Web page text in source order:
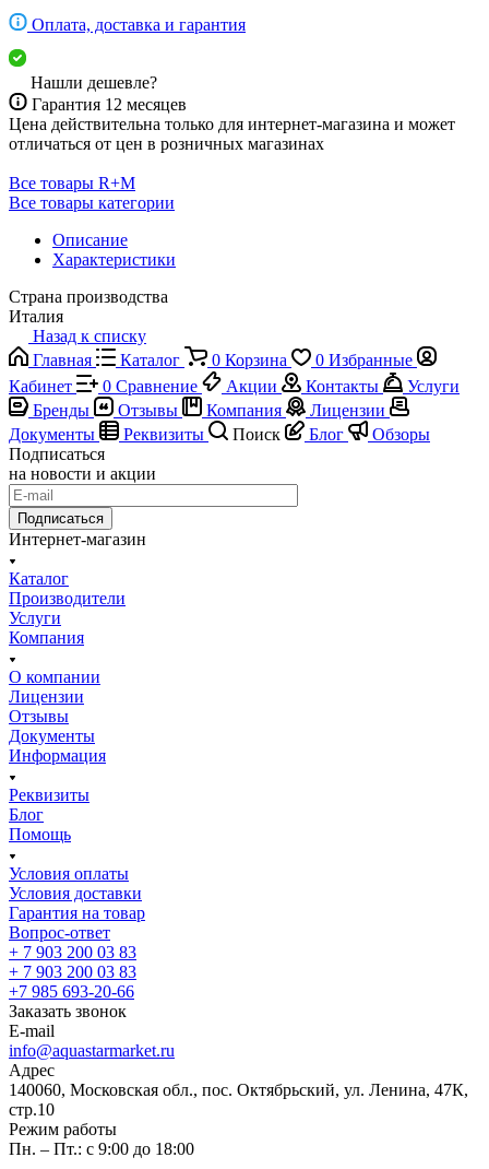
Оплата, доставка и гарантия
Нашли дешевле?
Гарантия 12 месяцев
Цена действительна только для интернет-магазина и может
отличаться от цен в розничных магазинах
Все товары R+M
Все товары категории
Описание
Характеристики
Страна производства
Италия
Назад к списку
Главная
Каталог 0 Корзина 0 Избранные
Кабинет
0 Сравнение Акции Контакты
Услуги
Бренды
Отзывы Компания
Лицензии
Документы
Реквизиты Поиск Блог
Обзоры
Подписаться
на новости и акции
Подписаться
Интернет-магазин
Каталог
Производители
Услуги
Компания
О компании
Лицензии
Отзывы
Документы
Информация
Реквизиты
Блог
Помощь
Условия оплаты
Условия доставки
Гарантия на товар
Вопрос-ответ
+ 7 903 200 03 83
+ 7 903 200 03 83
+7 985 693-20-66
Заказать звонок
E-mail
info@aquastarmarket.ru
Адрес
140060, Московская обл., пос. Октябрьский, ул. Ленина, 47К,
стр.10
Режим работы
Пн. – Пт.: с 9:00 до 18:00